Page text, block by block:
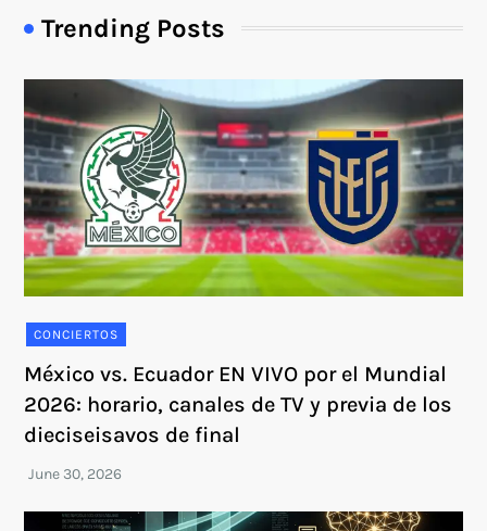
Trending Posts
CONCIERTOS
México vs. Ecuador EN VIVO por el Mundial
2026: horario, canales de TV y previa de los
dieciseisavos de final